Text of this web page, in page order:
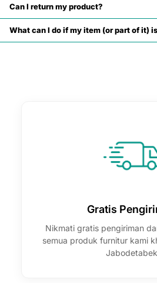
Can I return my product?
What can I do if my item (or part of it)
Gratis
Nikmati gratis pengiriman
semua produk furnitur kami
Jabodetabek